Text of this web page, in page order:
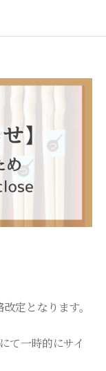
定となります。
て一時的にサイ